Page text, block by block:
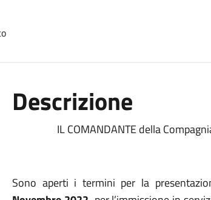
Descrizione
IL COMANDANTE della
Sono aperti i termini per la